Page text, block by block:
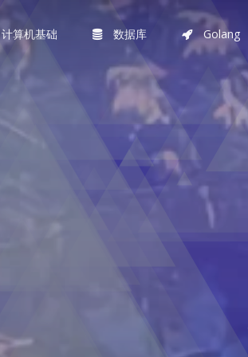
计算机基础 数据库 Golang